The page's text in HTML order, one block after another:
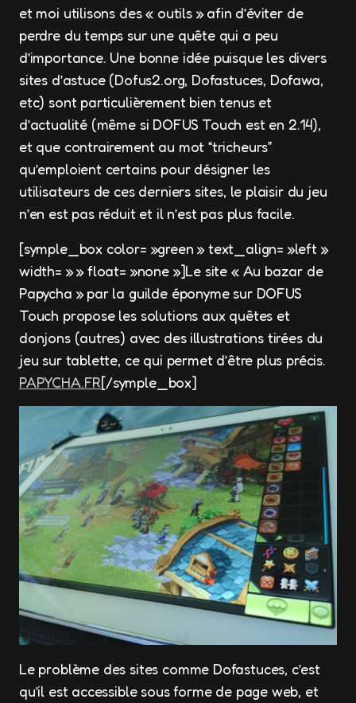
et moi utilisons des « outils » afin d’éviter de
perdre du temps sur une quête qui a peu
d’importance. Une bonne idée puisque les divers
sites d’astuce (Dofus2.org, Dofastuces, Dofawa,
etc) sont particulièrement bien tenus et
d’actualité (même si DOFUS Touch est en 2.14),
et que contrairement au mot “tricheurs”
qu’emploient certains pour désigner les
utilisateurs de ces derniers sites, le plaisir du jeu
n’en est pas réduit et il n’est pas plus facile.
[symple_box color= »green » text_align= »left »
width= » » float= »none »]Le site « Au bazar de
Papycha » par la guilde éponyme sur DOFUS
Touch propose les solutions aux quêtes et
donjons (autres) avec des illustrations tirées du
jeu sur tablette, ce qui permet d’être plus précis.
PAPYCHA.FR[/symple_box]
Le problème des sites comme Dofastuces, c’est
qu’il est accessible sous forme de page web, et